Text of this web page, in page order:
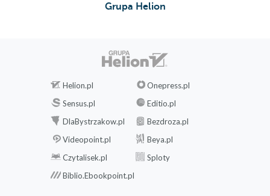
Grupa Helion
Helion.pl
Onepress.pl
Sensus.pl
Editio.pl
DlaBystrzakow.pl
Bezdroza.pl
Videopoint.pl
Beya.pl
Czytalisek.pl
Sploty
Biblio.Ebookpoint.pl